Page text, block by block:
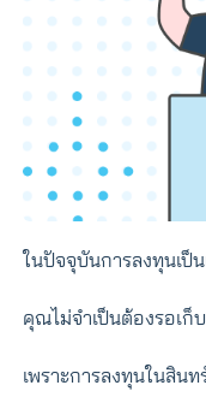
ในปัจจุบันการลงทุนเป็น
คุณไม่จำเป็นต้องรอเก็
เพราะการลงทุนในสิน